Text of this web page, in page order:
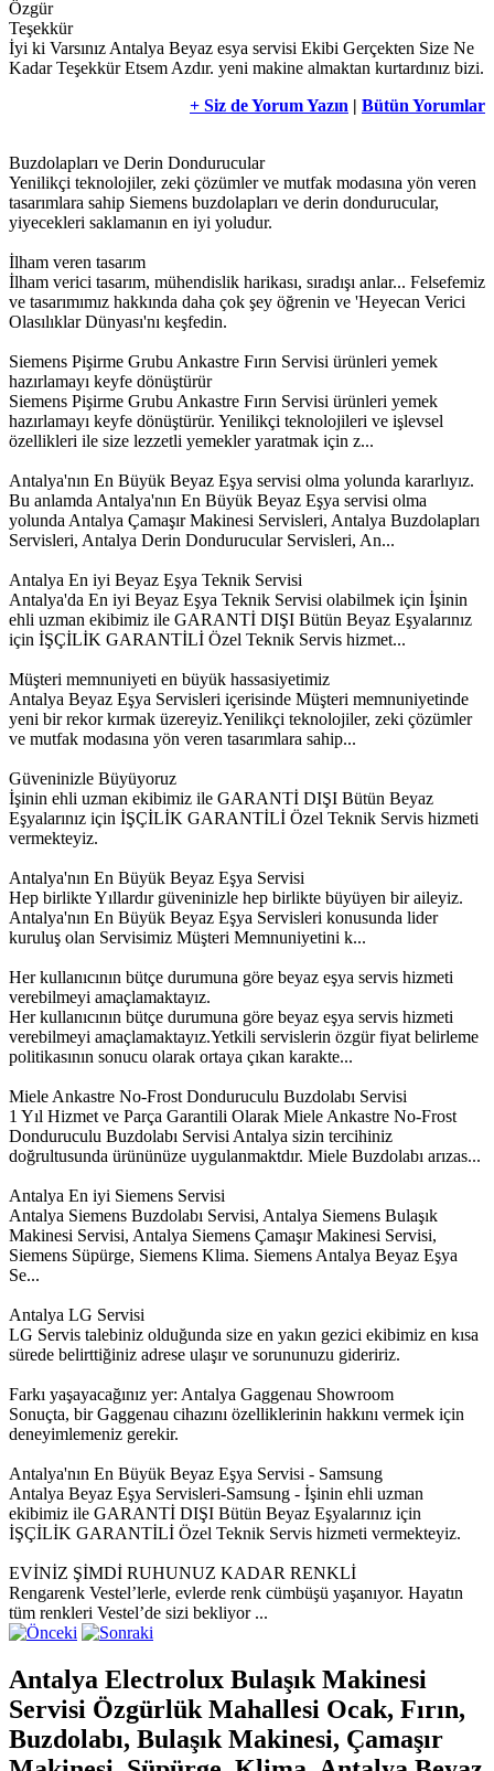
Özgür
Teşekkür
İyi ki Varsınız Antalya Beyaz esya servisi Ekibi Gerçekten Size Ne
Kadar Teşekkür Etsem Azdır. yeni makine almaktan kurtardınız bizi.
+ Siz de Yorum Yazın | Bütün Yorumlar
Buzdolapları ve Derin Dondurucular
Yenilikçi teknolojiler, zeki çözümler ve mutfak modasına yön veren
tasarımlara sahip Siemens buzdolapları ve derin dondurucular,
yiyecekleri saklamanın en iyi yoludur.
İlham veren tasarım
İlham verici tasarım, mühendislik harikası, sıradışı anlar... Felsefemiz
ve tasarımımız hakkında daha çok şey öğrenin ve 'Heyecan Verici
Olasılıklar Dünyası'nı keşfedin.
Siemens Pişirme Grubu Ankastre Fırın Servisi ürünleri yemek
hazırlamayı keyfe dönüştürür
Siemens Pişirme Grubu Ankastre Fırın Servisi ürünleri yemek
hazırlamayı keyfe dönüştürür. Yenilikçi teknolojileri ve işlevsel
özellikleri ile size lezzetli yemekler yaratmak için z...
Antalya'nın En Büyük Beyaz Eşya servisi olma yolunda kararlıyız.
Bu anlamda Antalya'nın En Büyük Beyaz Eşya servisi olma
yolunda Antalya Çamaşır Makinesi Servisleri, Antalya Buzdolapları
Servisleri, Antalya Derin Dondurucular Servisleri, An...
Antalya En iyi Beyaz Eşya Teknik Servisi
Antalya'da En iyi Beyaz Eşya Teknik Servisi olabilmek için İşinin
ehli uzman ekibimiz ile GARANTİ DIŞI Bütün Beyaz Eşyalarınız
için İŞÇİLİK GARANTİLİ Özel Teknik Servis hizmet...
Müşteri memnuniyeti en büyük hassasiyetimiz
Antalya Beyaz Eşya Servisleri içerisinde Müşteri memnuniyetinde
yeni bir rekor kırmak üzereyiz.Yenilikçi teknolojiler, zeki çözümler
ve mutfak modasına yön veren tasarımlara sahip...
Güveninizle Büyüyoruz
İşinin ehli uzman ekibimiz ile GARANTİ DIŞI Bütün Beyaz
Eşyalarınız için İŞÇİLİK GARANTİLİ Özel Teknik Servis hizmeti
vermekteyiz.
Antalya'nın En Büyük Beyaz Eşya Servisi
Hep birlikte Yıllardır güveninizle hep birlikte büyüyen bir aileyiz.
Antalya'nın En Büyük Beyaz Eşya Servisleri konusunda lider
kuruluş olan Servisimiz Müşteri Memnuniyetini k...
Her kullanıcının bütçe durumuna göre beyaz eşya servis hizmeti
verebilmeyi amaçlamaktayız.
Her kullanıcının bütçe durumuna göre beyaz eşya servis hizmeti
verebilmeyi amaçlamaktayız.Yetkili servislerin özgür fiyat belirleme
politikasının sonucu olarak ortaya çıkan karakte...
Miele Ankastre No-Frost Donduruculu Buzdolabı Servisi
1 Yıl Hizmet ve Parça Garantili Olarak Miele Ankastre No-Frost
Donduruculu Buzdolabı Servisi Antalya sizin tercihiniz
doğrultusunda ürününüze uygulanmaktdır. Miele Buzdolabı arızas...
Antalya En iyi Siemens Servisi
Antalya Siemens Buzdolabı Servisi, Antalya Siemens Bulaşık
Makinesi Servisi, Antalya Siemens Çamaşır Makinesi Servisi,
Siemens Süpürge, Siemens Klima. Siemens Antalya Beyaz Eşya
Se...
Antalya LG Servisi
LG Servis talebiniz olduğunda size en yakın gezici ekibimiz en kısa
sürede belirttiğiniz adrese ulaşır ve sorununuzu gideririz.
Farkı yaşayacağınız yer: Antalya Gaggenau Showroom
Sonuçta, bir Gaggenau cihazını özelliklerinin hakkını vermek için
deneyimlemeniz gerekir.
Antalya'nın En Büyük Beyaz Eşya Servisi - Samsung
Antalya Beyaz Eşya Servisleri-Samsung - İşinin ehli uzman
ekibimiz ile GARANTİ DIŞI Bütün Beyaz Eşyalarınız için
İŞÇİLİK GARANTİLİ Özel Teknik Servis hizmeti vermekteyiz.
EVİNİZ ŞİMDİ RUHUNUZ KADAR RENKLİ
Rengarenk Vestel’lerle, evlerde renk cümbüşü yaşanıyor. Hayatın
tüm renkleri Vestel’de sizi bekliyor ...
Antalya Electrolux Bulaşık Makinesi
Servisi Özgürlük Mahallesi Ocak, Fırın,
Buzdolabı, Bulaşık Makinesi, Çamaşır